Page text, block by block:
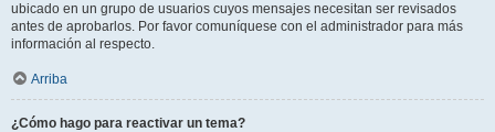
ubicado en un grupo de usuarios cuyos mensajes necesitan ser revisados
antes de aprobarlos. Por favor comuníquese con el administrador para más
información al respecto.
Arriba
¿Cómo hago para reactivar un tema?